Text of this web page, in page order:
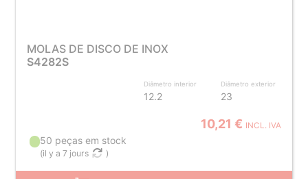
MOLAS DE DISCO DE INOX
S4282S
Diâmetro interior
12.2
Diâmetro exterior
23
10,21 € INCL. IVA
50 peças em stock
(il y a 7 jours )